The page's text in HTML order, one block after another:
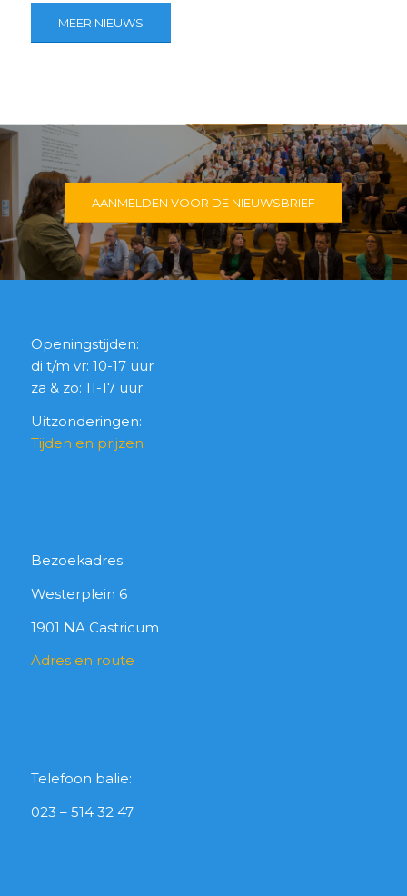
MEER NIEUWS
AANMELDEN VOOR DE NIEUWSBRIEF
Openingstijden:
di t/m vr: 10-17 uur
za & zo: 11-17 uur
Uitzonderingen:
Tijden en prijzen
Bezoekadres:
Westerplein 6
1901 NA Castricum
Adres en route
Telefoon balie:
023 – 514 32 47